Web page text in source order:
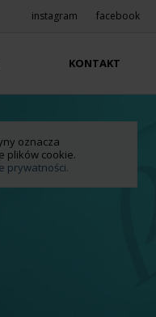
oznacza
plików cookie.
prywatności.
instagram facebook
KONTAKT